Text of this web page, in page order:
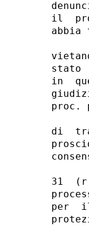
il
abbia
stato
in
proc.
di
31
per  il